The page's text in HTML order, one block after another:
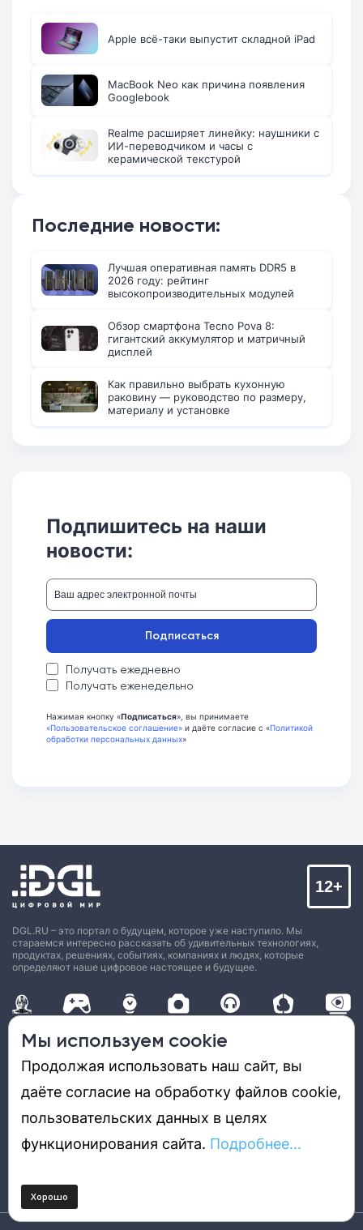
Apple всё-таки выпустит складной iPad
MacBook Neo как причина появления
Googlebook
Realme расширяет линейку: наушники с
ИИ-переводчиком и часы с
керамической текстурой
Последние новости:
Лучшая оперативная память DDR5 в
2026 году: рейтинг
высокопроизводительных модулей
Обзор смартфона Tecno Pova 8:
гигантский аккумулятор и матричный
дисплей
Как правильно выбрать кухонную
раковину — руководство по размеру,
материалу и установке
Подпишитесь на наши
новости:
Получать ежедневно
Получать еженедельно
Подписаться
Нажимая кнопку «Подписаться», вы принимаете
«Пользовательское соглашение» и даёте согласие с «Политикой
обработки персональных данных»
DGL.RU – это портал о будущем, которое уже наступило. Мы
стараемся интересно рассказать об удивительных технологиях,
продуктах, решениях, событиях, компаниях и людях, которые
определяют наше цифровое настоящее и будущее.
12+
Обзоры
Лучшее 7988
Технологии 3850
Видео
Техника
Жизнь
ПОДПИСКА
Мы используем cookie
Продолжая использовать наш сайт, вы
даёте согласие на обработку файлов cookie,
пользовательских данных в целях
функционирования сайта. Подробнее...